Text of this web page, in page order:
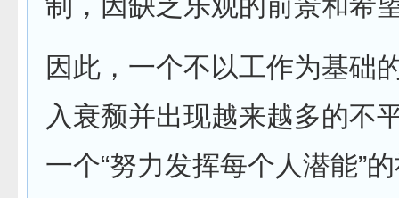
因此，一个不以工作为基础
入衰颓并出现越来越多的不
一个“努力发挥每个人潜能”